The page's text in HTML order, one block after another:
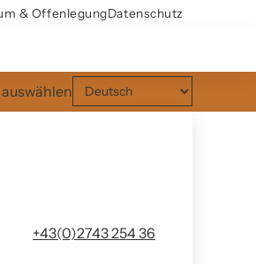
& OffenlegungDatenschutz
+43(0)2743 254 36